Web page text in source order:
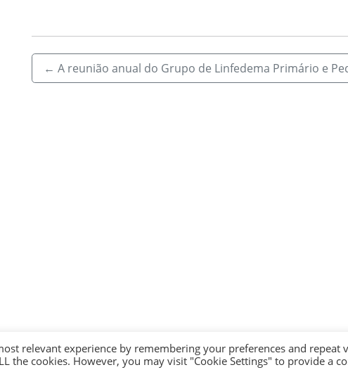
← A reunião anual do Grupo de Linfedema Primário e
© 2026 andLINFA - Todos os Direitos Reservados. Tailored by
relevant experience by remembering your preferences and repeat
the cookies. However, you may visit "Cookie Settings" to provide a